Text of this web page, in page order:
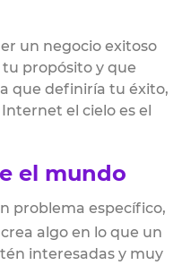
un negocio exitoso
propósito y que
que definiría tu éxito,
el cielo es el
el mundo
problema específico,
algo en lo que un
interesadas y muy